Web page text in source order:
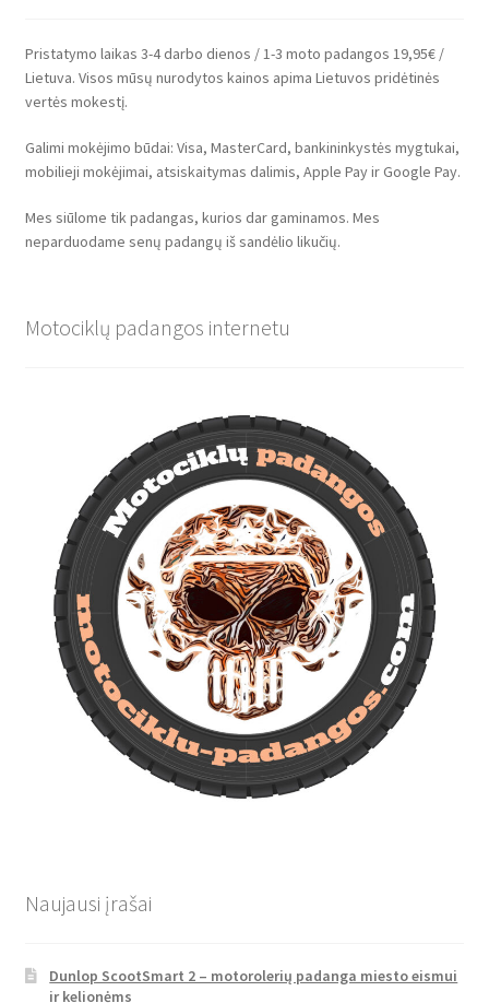
Pristatymo laikas 3-4 darbo dienos / 1-3 moto padangos 19,95€ /
Lietuva. Visos mūsų nurodytos kainos apima Lietuvos pridėtinės
vertės mokestį.
Galimi mokėjimo būdai: Visa, MasterCard, bankininkystės mygtukai,
mobilieji mokėjimai, atsiskaitymas dalimis, Apple Pay ir Google Pay.
Mes siūlome tik padangas, kurios dar gaminamos. Mes
neparduodame senų padangų iš sandėlio likučių.
Motociklų padangos internetu
Naujausi įrašai
Dunlop ScootSmart 2 – motorolerių padanga miesto eismui
ir kelionėms